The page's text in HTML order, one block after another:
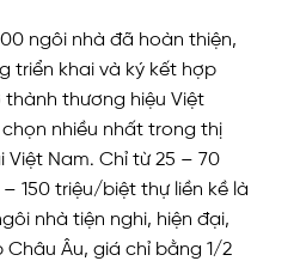
ngôi nhà đã hoàn thiện,
triển khai và ký kết hợp
thương hiệu Việt
nhiều nhất trong thị
Việt Nam. Chỉ từ 25 – 70
150 triệu/biệt thự liền kề là
nhà tiện nghi, hiện đại,
Âu, giá chỉ bằng 1/2